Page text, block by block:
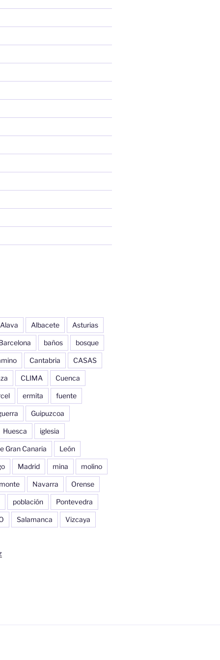
Alava Albacete Asturias
baños bosque
Cantabria CASAS
CLIMA Cuenca
ermita fuente
Guipuzcoa
Huesca iglesia
Gran Canaria León
Madrid mina molino
monte Navarra Orense
población Pontevedra
Salamanca Vizcaya